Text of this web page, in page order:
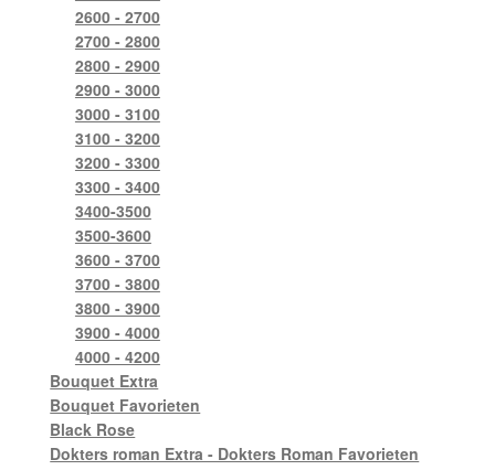
2600 - 2700
2700 - 2800
2800 - 2900
2900 - 3000
3000 - 3100
3100 - 3200
3200 - 3300
3300 - 3400
3400-3500
3500-3600
3600 - 3700
3700 - 3800
3800 - 3900
3900 - 4000
4000 - 4200
Bouquet Extra
Bouquet Favorieten
Black Rose
Dokters roman Extra - Dokters Roman Favorieten